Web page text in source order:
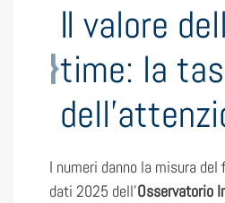
Il valore
time: la
I numeri danno la misura del
dati 2025 dell’Osservatorio